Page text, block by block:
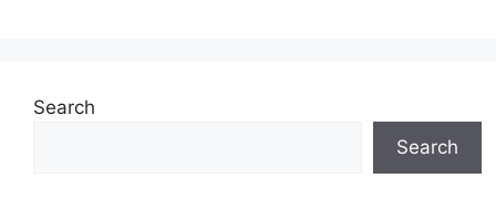
Search
Search